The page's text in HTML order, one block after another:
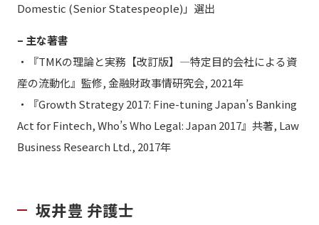
Domestic (Senior Statespeople)」選出
– 主な著書
・『TMKの理論と実務【改訂版】—特定目的会社による資
産の流動化』監修, 金融財政事情研究会, 2021年
・『Growth Strategy 2017: Fine-tuning Japan’s Banking
Act for Fintech, Who’s Who Legal: Japan 2017』共著, Law
Business Research Ltd., 2017年
坂井豊 弁護士